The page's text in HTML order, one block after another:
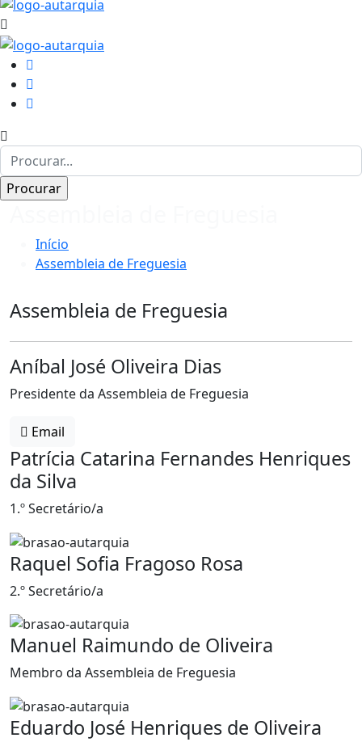
Início
Assembleia de Freguesia
Assembleia de Freguesia
Aníbal José Oliveira Dias
Presidente da Assembleia de Freguesia
Email
Patrícia Catarina Fernandes Henriques
da Silva
1.º Secretário/a
Raquel Sofia Fragoso Rosa
2.º Secretário/a
Manuel Raimundo de Oliveira
Membro da Assembleia de Freguesia
Eduardo José Henriques de Oliveira